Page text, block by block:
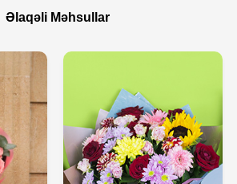
Əlaqəli Məhsullar